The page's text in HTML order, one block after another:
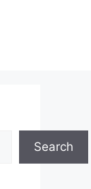
Search